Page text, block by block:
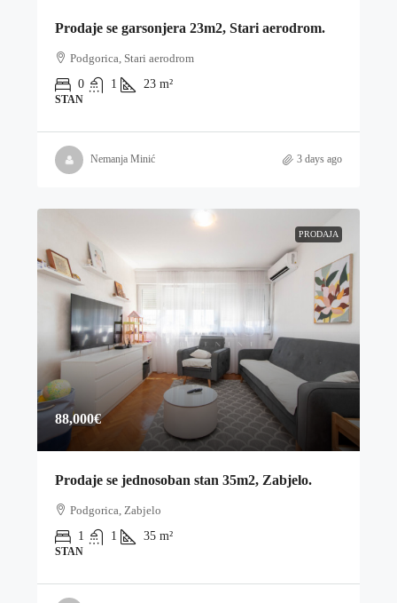
Prodaje se garsonjera 23m2, Stari aerodrom.
Podgorica, Stari aerodrom
0
1 23 m²
STAN
Nemanja Minić 3 days ago
PRODAJA
88,000€
Prodaje se jednosoban stan 35m2, Zabjelo.
Podgorica, Zabjelo
1
1 35 m²
STAN